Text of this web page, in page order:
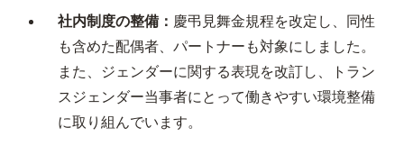
社内制度の整備： 慶弔見舞金規程を改定し、同性
も含めた配偶者、パートナーも対象にしました。
また、ジェンダーに関する表現を改訂し、トラン
スジェンダー当事者にとって働きやすい環境整備
に取り組んでいます。